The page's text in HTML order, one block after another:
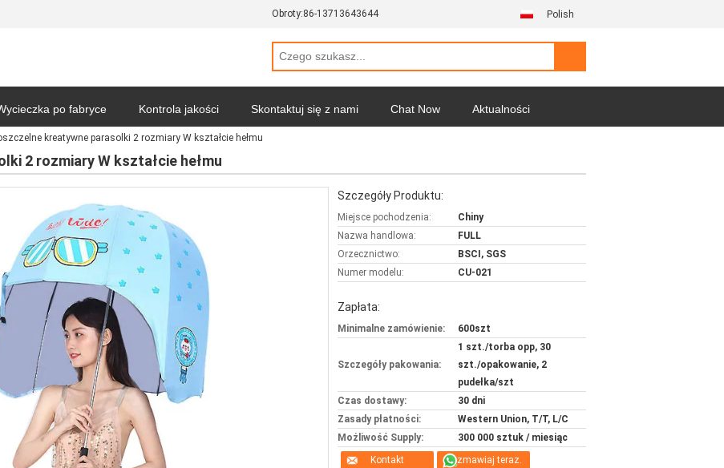
Obroty:86-13713643644 Polish
po fabryce Kontrola jakości Skontaktuj się z nami Chat Now Aktualności
Polityka prywatności Wszystkie przypadki
kreatywne parasolki 2 rozmiary W kształcie hełmu
2 rozmiary W kształcie hełmu
Szczegóły Produktu:
Miejsce pochodzenia:
Chiny
Nazwa handlowa:
FULL
Orzecznictwo:
BSCI, SGS
Numer modelu:
CU-021
Zapłata:
Minimalne zamówienie: 600szt
Szczegóły pakowania:
1 szt./torba opp, 30
szt./opakowanie, 2
pudełka/szt
Czas dostawy:
30 dni
Zasady płatności:
Western Union, T/T, L/C
Możliwość Supply:
300 000 sztuk / miesiąc
Kontakt
Rozmawiaj teraz.